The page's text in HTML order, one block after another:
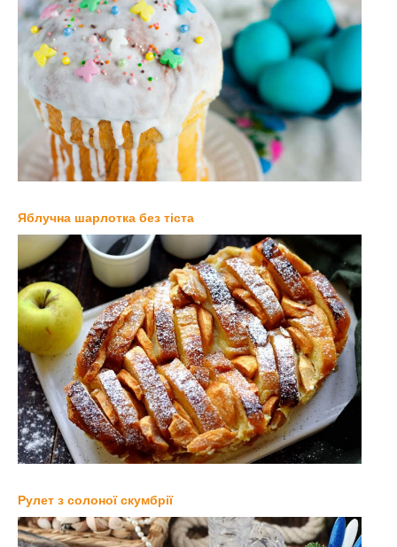
Яблучна шарлотка без тіста
Рулет з солоної скумбрії